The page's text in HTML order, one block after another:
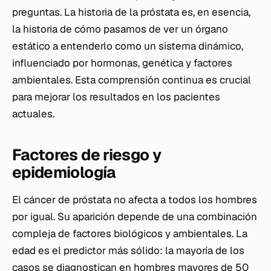
preguntas. La historia de la próstata es, en esencia,
la historia de cómo pasamos de ver un órgano
estático a entenderlo como un sistema dinámico,
influenciado por hormonas, genética y factores
ambientales. Esta comprensión continua es crucial
para mejorar los resultados en los pacientes
actuales.
Factores de riesgo y
epidemiología
El cáncer de próstata no afecta a todos los hombres
por igual. Su aparición depende de una combinación
compleja de factores biológicos y ambientales. La
edad es el predictor más sólido: la mayoría de los
casos se diagnostican en hombres mayores de 50